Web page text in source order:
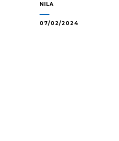
NILA
07/02/2024